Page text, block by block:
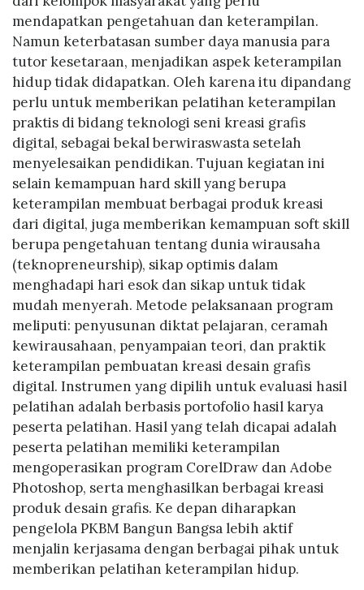
mendapatkan pengetahuan dan keterampilan.
Namun keterbatasan sumber daya manusia para
tutor kesetaraan, menjadikan aspek keterampilan
hidup tidak didapatkan. Oleh karena itu dipandang
perlu untuk memberikan pelatihan keterampilan
praktis di bidang teknologi seni kreasi grafis
digital, sebagai bekal berwiraswasta setelah
menyelesaikan pendidikan. Tujuan kegiatan ini
selain kemampuan hard skill yang berupa
keterampilan membuat berbagai produk kreasi
dari digital, juga memberikan kemampuan soft skill
berupa pengetahuan tentang dunia wirausaha
(teknopreneurship), sikap optimis dalam
menghadapi hari esok dan sikap untuk tidak
mudah menyerah. Metode pelaksanaan program
meliputi: penyusunan diktat pelajaran, ceramah
kewirausahaan, penyampaian teori, dan praktik
keterampilan pembuatan kreasi desain grafis
digital. Instrumen yang dipilih untuk evaluasi hasil
pelatihan adalah berbasis portofolio hasil karya
peserta pelatihan. Hasil yang telah dicapai adalah
peserta pelatihan memiliki keterampilan
mengoperasikan program CorelDraw dan Adobe
Photoshop, serta menghasilkan berbagai kreasi
produk desain grafis. Ke depan diharapkan
pengelola PKBM Bangun Bangsa lebih aktif
menjalin kerjasama dengan berbagai pihak untuk
memberikan pelatihan keterampilan hidup.